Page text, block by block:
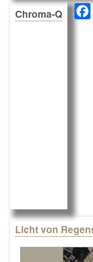
Chroma-Q
Licht von